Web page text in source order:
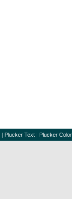
| Plucker Text | Plucker Color